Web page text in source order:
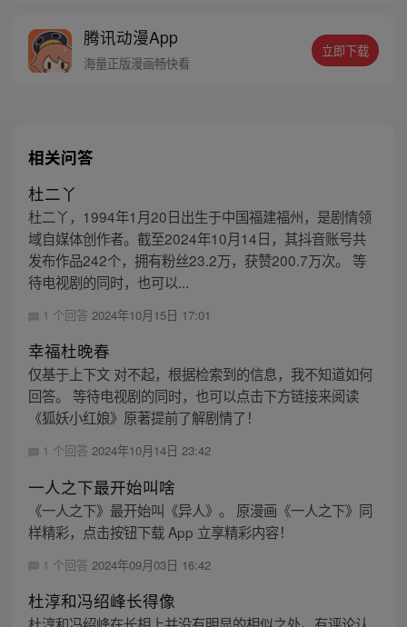
者卖报小郎君同名小说 QQ群号：
799493374
腾讯动漫App
海量正版漫画畅快看
立即下载
相关问答
杜二丫
杜二丫，1994年1月20日出生于中国福建福州，是剧情领
域自媒体创作者。截至2024年10月14日，其抖音账号共
发布作品242个，拥有粉丝23.2万，获赞200.7万次。 等
待电视剧的同时，也可以...
1 个回答 2024年10月15日 17:01
幸福杜晚春
仅基于上下文 对不起，根据检索到的信息，我不知道如何
回答。 等待电视剧的同时，也可以点击下方链接来阅读
《狐妖小红娘》原著提前了解剧情了！
1 个回答 2024年10月14日 23:42
一人之下最开始叫啥
《一人之下》最开始叫《异人》。 原漫画《一人之下》同
样精彩，点击按钮下载 App 立享精彩内容！
1 个回答 2024年09月03日 16:42
杜淳和冯绍峰长得像